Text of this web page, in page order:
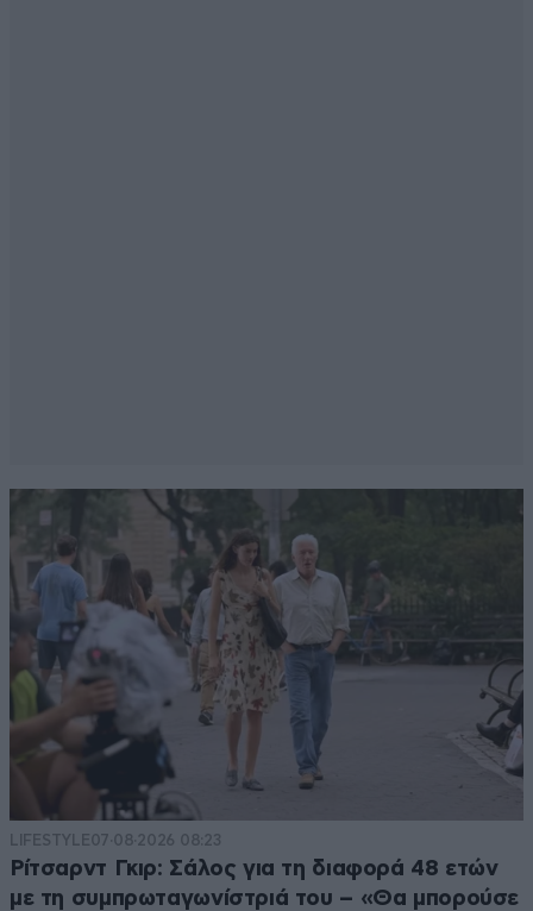
LIFESTYLE07·08·2026 08:23
Ρίτσαρντ Γκιρ: Σάλος για τη διαφορά 48 ετών
με τη συμπρωταγωνίστριά του – «Θα μπορούσε